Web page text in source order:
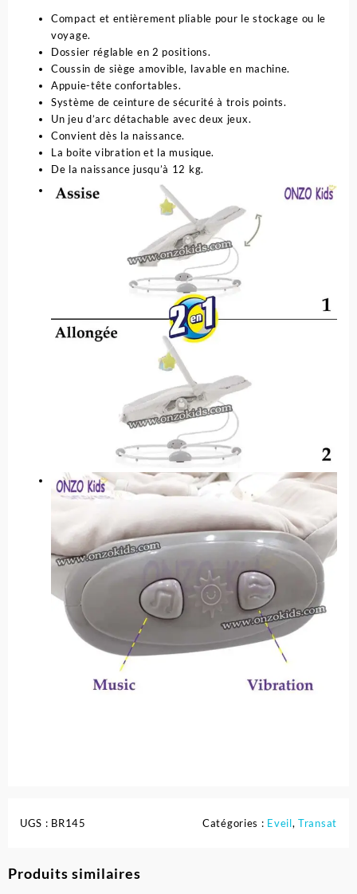
Compact et entièrement pliable pour le stockage ou le
voyage.
Dossier réglable en 2 positions.
Coussin de siège amovible, lavable en machine.
Appuie-tête confortables.
Système de ceinture de sécurité à trois points.
Un jeu d’arc détachable avec deux jeux.
Convient dès la naissance.
La boite vibration et la musique.
De la naissance jusqu’à 12 kg.
UGS : BR145 Catégories : Eveil,Transat
Produits similaires